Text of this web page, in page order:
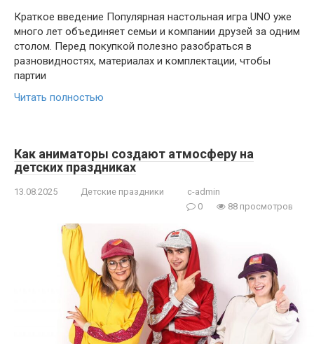
Краткое введение Популярная настольная игра UNO уже
много лет объединяет семьи и компании друзей за одним
столом. Перед покупкой полезно разобраться в
разновидностях, материалах и комплектации, чтобы
партии
Читать полностью
Как аниматоры создают атмосферу на
детских праздниках
13.08.2025 Детские праздники
c-admin
0
88 просмотров